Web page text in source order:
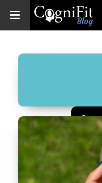
Blog: Brain
Wellness